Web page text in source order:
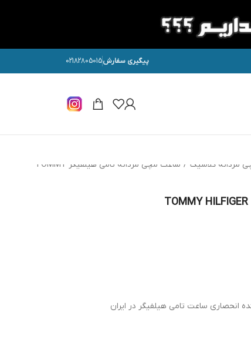
پیگیری سفارش02182805015
مردانه کلاسیک /
ساعت مچی مردانه تامی هیلفیگر TOMMY
انحصاری ساعت تامی هیلفیگر در ایران